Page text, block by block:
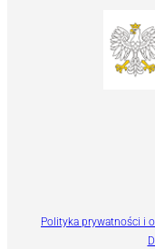
Polityka prywatności i